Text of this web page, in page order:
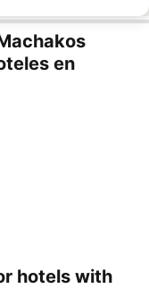
en
hotels with